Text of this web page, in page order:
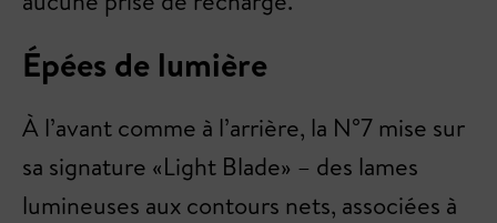
Épées de lumière
À l’avant comme à l’arrière, la N°7 mise sur
sa signature «Light Blade» – des lames
lumineuses aux contours nets, associées à